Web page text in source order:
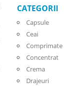
CATEGORII
Capsule
Ceai
Comprimate
Concentrat
Crema
Drajeuri